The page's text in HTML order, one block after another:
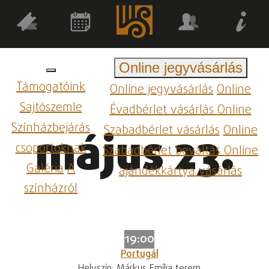
Támogatóink
Sajtószemle
Színházbejárás
csoportoknak
GalériaA
színházról
Online jegyvásárlás
Online jegyvásárlásOnline
Évadbérlet vásárlásOnline
Szabadbérlet vásárlásOnline
Szabadbérlet beváltásOnline
ajándékkártya vásárlás
május 23.
19:00
Portugál